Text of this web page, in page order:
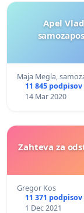
Apel
Maja Megla,
11 845 podpisov
14 Mar 2020
Zahteva za
Gregor Kos
11 371 podpisov
1 Dec 2021